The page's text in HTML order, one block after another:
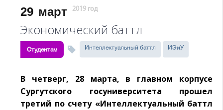
29 март 2019 год
Экономический баттл
Студентам Интеллектуальный баттл ИЭиУ
В четверг, 28 марта, в главном корпусе
Сургутского госуниверситета прошел
третий по счету «Интеллектуальный баттл